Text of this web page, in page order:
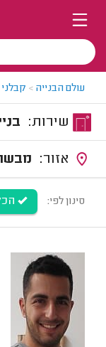
עולם הבנייה >
סינון לפי: